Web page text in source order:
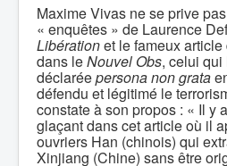
Maxime Vivas ne se prive
« enquêtes » de Laurence
Libérationet le fameux article
dans leNouvel Obs, celui qui
déclaréepersona non grata
défendu et légitimé le
constate à son propos : « Il y
glaçant dans cet article où il
ouvriers Han (chinois) qui
Xinjiang (Chine) sans être